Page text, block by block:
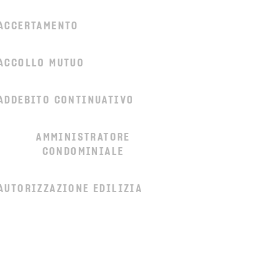
MUTUO
CONTINUATIVO
AMMINISTRATORE
CONDOMINIALE
EDILIZIA